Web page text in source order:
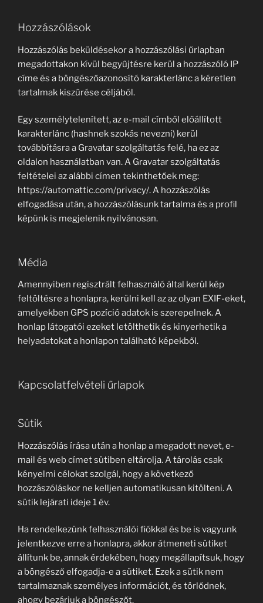
Hozzászólások
Hozzászólás beküldésekor a hozzászólási űrlapban
megadottakon kívül begyűjtésre kerül a hozzászóló IP
címe és a böngészőazonosító karakterlánc a kéretlen
tartalmak kiszűrése céljából.
Egy személytelenített, az e-mail címből előállított
karakterlánc (hashnek szokás nevezni) kerül
továbbításra a Gravatar szolgáltatás felé, ha ez az
oldalon használatban van. A Gravatar szolgáltatás
feltételei az alábbi címen tekinthetőek meg:
https://automattic.com/privacy/. A hozzászólás
elfogadása után, a hozzászólásunk tartalma és a profil
képünk is megjelenik nyilvánosan.
Média
Amennyiben regisztrált felhasználó által kerül kép
feltöltésre a honlapra, kerülni kell az az olyan EXIF-eket,
amelyekben GPS pozíció adatok is szerepelnek. A
honlap látogatói ezeket letölthetik és kinyerhetik a
helyadatokat a honlapon található képekből.
Kapcsolatfelvételi űrlapok
Sütik
Hozzászólás írása után a honlap a megadott nevet, e-
mail és web címet sütiben eltárolja. A tárolás csak
kényelmi célokat szolgál, hogy a következő
hozzászóláskor ne kelljen automatikusan kitölteni. A
sütik lejárati ideje 1 év.
Ha rendelkezünk felhasználói fiókkal és be is vagyunk
jelentkezve erre a honlapra, akkor átmeneti sütiket
állítunk be, annak érdekében, hogy megállapítsuk, hogy
a böngésző elfogadja-e a sütiket. Ezek a sütik nem
tartalmaznak személyes információt, és törlődnek,
ahogy bezárjuk a böngészőt.